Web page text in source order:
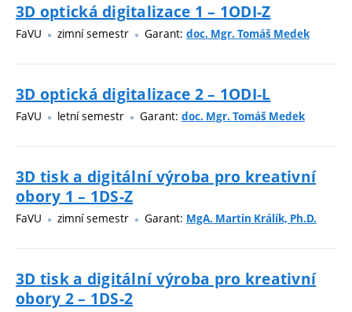
3D optická digitalizace 1 – 1ODI-Z
FaVU zimní semestr Garant: doc. Mgr. Tomáš Medek
3D optická digitalizace 2 – 1ODI-L
FaVU letní semestr Garant: doc. Mgr. Tomáš Medek
3D tisk a digitální výroba pro kreativní
obory 1 – 1DS-Z
FaVU zimní semestr Garant: MgA. Martin Králík, Ph.D.
3D tisk a digitální výroba pro kreativní
obory 2 – 1DS-2